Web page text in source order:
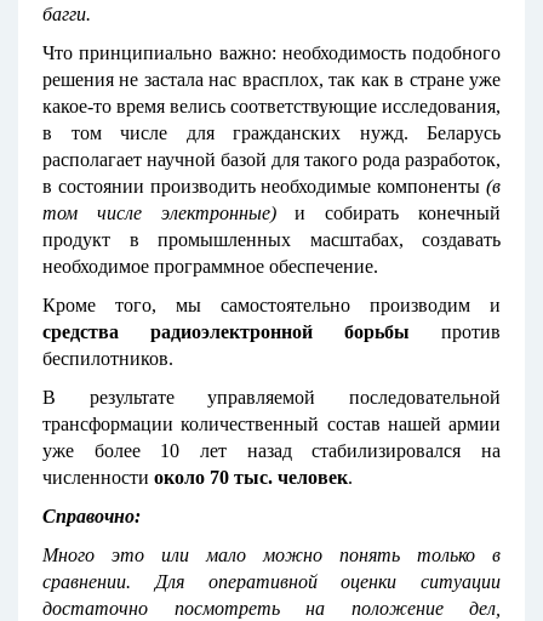
багги.
Что принципиально важно: необходимость подобного
решения не застала нас врасплох, так как в стране уже
какое-то время велись соответствующие исследования,
в том числе для гражданских нужд. Беларусь
располагает научной базой для такого рода разработок,
в состоянии производить необходимые компоненты (в
том числе электронные)и собирать конечный
продукт в промышленных масштабах, создавать
необходимое программное обеспечение.
Кроме того, мы самостоятельно производим и
средства радиоэлектронной борьбы против
беспилотников.
В результате управляемой последовательной
трансформации количественный состав нашей армии
уже более 10 лет назад стабилизировался на
численности около 70 тыс. человек.
Справочно:
Много это или мало можно понять только в
сравнении. Для оперативной оценки ситуации
достаточно посмотреть на положение дел,